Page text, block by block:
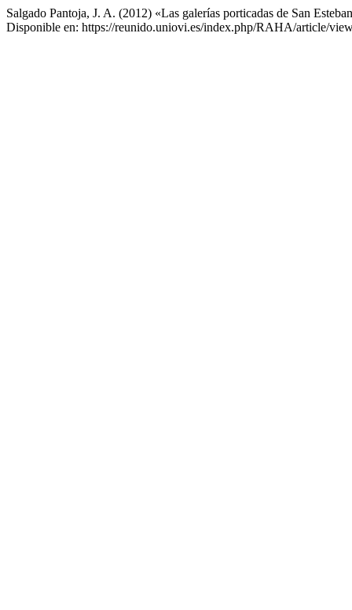
Salgado Pantoja, J. A. (2012) «Las galerías porticadas de San
Disponible en: https://reunido.uniovi.es/index.php/RAHA/article/